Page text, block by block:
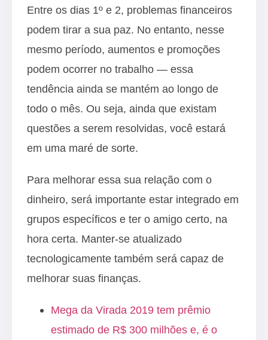
Entre os dias 1º e 2, problemas financeiros
podem tirar a sua paz. No entanto, nesse
mesmo período, aumentos e promoções
podem ocorrer no trabalho — essa
tendência ainda se mantém ao longo de
todo o mês. Ou seja, ainda que existam
questões a serem resolvidas, você estará
em uma maré de sorte.
Para melhorar essa sua relação com o
dinheiro, será importante estar integrado em
grupos específicos e ter o amigo certo, na
hora certa. Manter-se atualizado
tecnologicamente também será capaz de
melhorar suas finanças.
Mega da Virada 2019 tem prêmio
estimado de R$ 300 milhões e, é o